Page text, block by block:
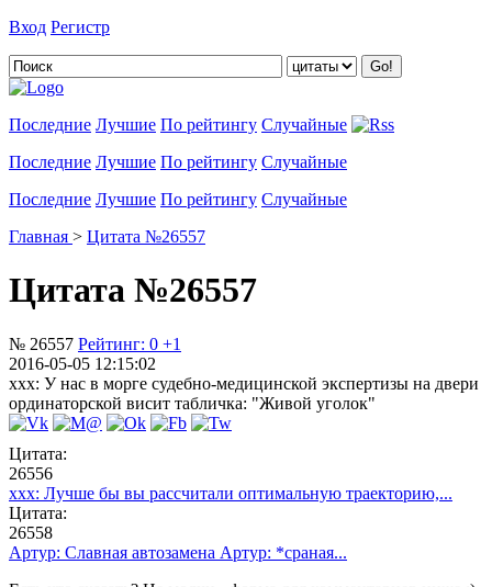
Вход Регистр
Последние Лучшие По рейтингу Случайные
Последние Лучшие По рейтингу Случайные
Последние Лучшие По рейтингу Случайные
Главная > Цитата №26557
Цитата №26557
№ 26557 Рейтинг: 0 +1
2016-05-05 12:15:02
ххх: У нас в морге cудебно-медицинской экспертизы на двери
ординаторской висит табличка: "Живой уголок"
Цитата:
26556
ххх: Лучше бы вы рассчитали оптимальную траекторию,...
Цитата:
26558
Артур: Славная автозамена Артур: *сраная...